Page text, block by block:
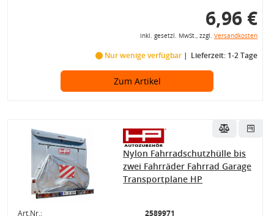
6,96 €
inkl. gesetzl. MwSt., zzgl. Versandkosten
Nur wenige verfügbar Lieferzeit: 1-2 Tage
Zum Artikel
Nylon Fahrradschutzhülle bis
zwei Fahrräder Fahrrad Garage
Transportplane HP
Art.Nr.: 2589971